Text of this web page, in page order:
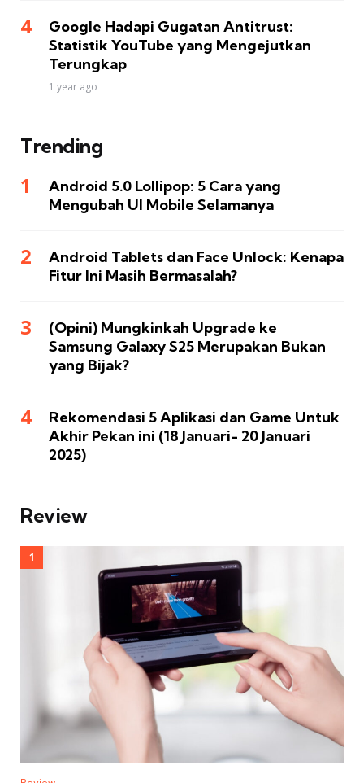
Google Hadapi Gugatan Antitrust:
Statistik YouTube yang Mengejutkan
Terungkap
1 year ago
Trending
Android 5.0 Lollipop: 5 Cara yang
Mengubah UI Mobile Selamanya
Android Tablets dan Face Unlock: Kenapa
Fitur Ini Masih Bermasalah?
(Opini) Mungkinkah Upgrade ke
Samsung Galaxy S25 Merupakan Bukan
yang Bijak?
Rekomendasi 5 Aplikasi dan Game Untuk
Akhir Pekan ini (18 Januari- 20 Januari
2025)
Review